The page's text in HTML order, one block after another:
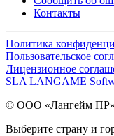
Контакты
Политика
Пользовательское
Лицензионное
SLA LANGAME
© ООО «Лангейм
Выберите страну и